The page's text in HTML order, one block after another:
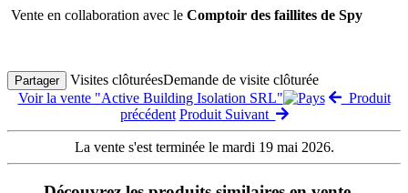
Vente en collaboration avec le Comptoir des faillites de Spy
Partager Visites clôturéesDemande de visite clôturée
Voir la vente "Active Building Isolation SRL"
Produit
précédent Produit Suivant
La vente s'est terminée le mardi 19 mai 2026.